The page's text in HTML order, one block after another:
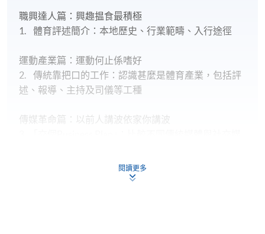
職興達人篇：興趣揾食最積極
1. 體育評述簡介：本地歷史、行業範疇、入行途徑
運動產業篇：運動何止係嗜好
2. 傳統靠把口的工作：認識甚麼是體育產業，包括評
述、報導、主持及司儀等工種
傳媒革命篇：以前人講波依家你講波
閱讀更多